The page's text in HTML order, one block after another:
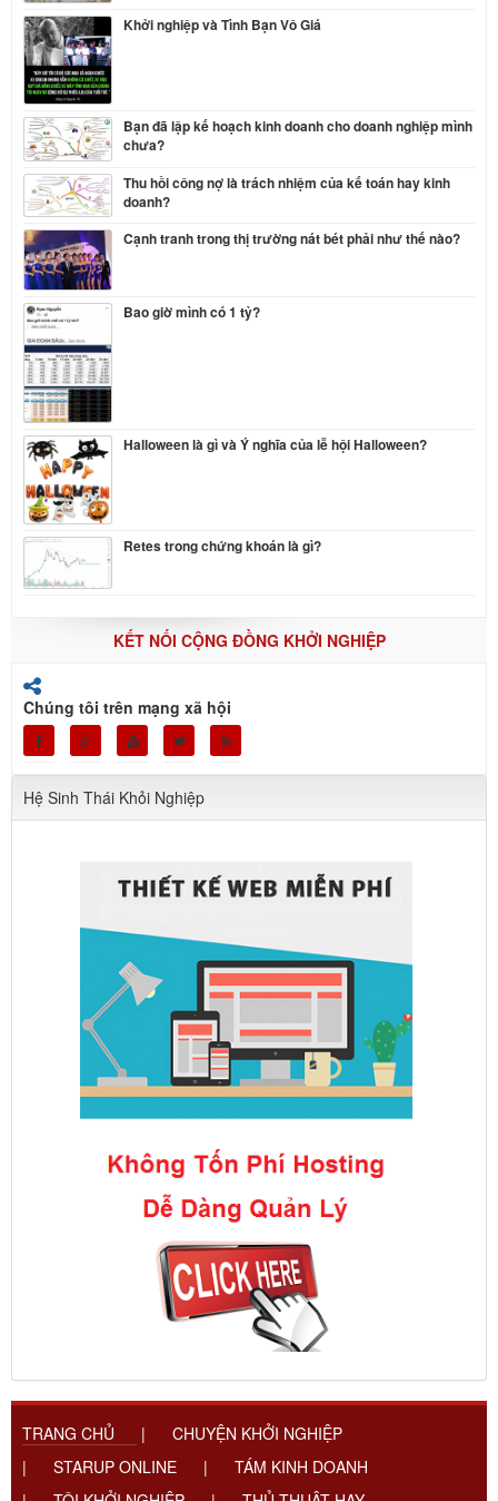
Khởi nghiệp và Tình Bạn Vô Giá
Bạn đã lập kế hoạch kinh doanh cho doanh nghiệp mình
chưa?
Thu hồi công nợ là trách nhiệm của kế toán hay kinh
doanh?
Cạnh tranh trong thị trường nát bét phải như thế nào?
Bao giờ mình có 1 tỷ?
Halloween là gì và Ý nghĩa của lễ hội Halloween?
Retes trong chứng khoán là gì?
KẾT NỐI CỘNG ĐỒNG KHỞI NGHIỆP
Chúng tôi trên mạng xã hội
Hệ Sinh Thái Khỏi Nghiệp
TRANG CHỦ |
CHUYỆN KHỞI NGHIỆP
|
STARUP ONLINE |
TÁM KINH DOANH